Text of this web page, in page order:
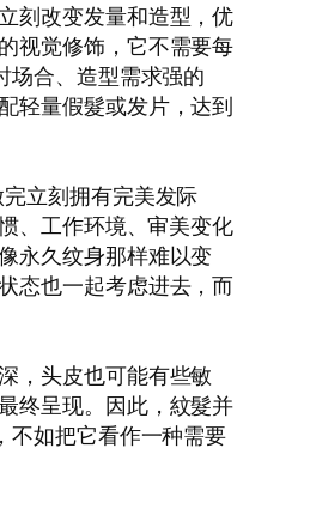
刻改变发量和造型，优
视觉修饰，它不需要每
场合、造型需求强的
轻量假髮或发片，达到
立刻拥有完美发际
、工作环境、审美变化
永久纹身那样难以变
态也一起考虑进去，而
，头皮也可能有些敏
终呈现。因此，紋髮并
不如把它看作一种需要